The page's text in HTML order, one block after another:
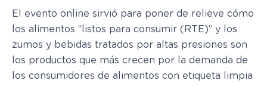
El evento online sirvió para poner de relieve cómo
los alimentos “listos para consumir (RTE)” y los
zumos y bebidas tratados por altas presiones son
los productos que más crecen por la demanda de
los consumidores de alimentos con etiqueta limpia